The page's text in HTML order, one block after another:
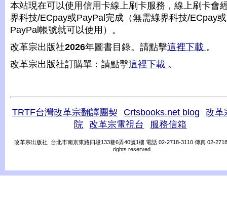
本站現在可以使用信用卡線上刷卡服務，線上刷卡會
界科技/ECpay或PayPal完成（無需綠界科技/ECpay或
PayPal帳號就可以使用）。
改革宗出版社2026年圖書目錄。請點擊這裡下載 。
改革宗出版社訂購單：請點擊這裡下載 。
TRTF台灣改革宗翻譯團契 Crtsbooks.net blog
改革
院
改革宗電視台 服務信箱
改革宗出版社 台北市南京東路四段133巷6弄40號1樓 電話 02-2718-3110 傳真 02-
rights reserved